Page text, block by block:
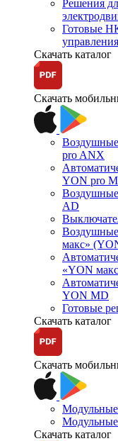
Решения
Готовые
Скачать каталог
Скачать
pro ANX
YON pro
AD
макс»
«YON
YON MD
Готовые
Скачать каталог
Скачать
Модульные
Скачать каталог